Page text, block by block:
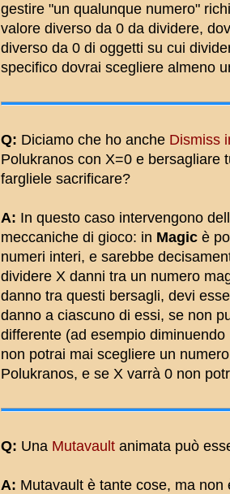
gestire "un qualunque numero"
valore diverso da 0 da dividere,
diverso da 0 di oggetti su cui
specifico dovrai scegliere almeno
Q: Diciamo che ho anche Dismiss
Polukranos con X=0 e bersagliare
fargliele sacrificare?
A: In questo caso intervengono
meccaniche di gioco: in Magic è
numeri interi, e sarebbe
dividere X danni tra un numero
danno tra questi bersagli, devi
danno a ciascuno di essi, se non
differente (ad esempio
non potrai mai scegliere un
Polukranos, e se X varrà 0 non
Q: Una Mutavault animata può
A: Mutavault è tante cose, ma